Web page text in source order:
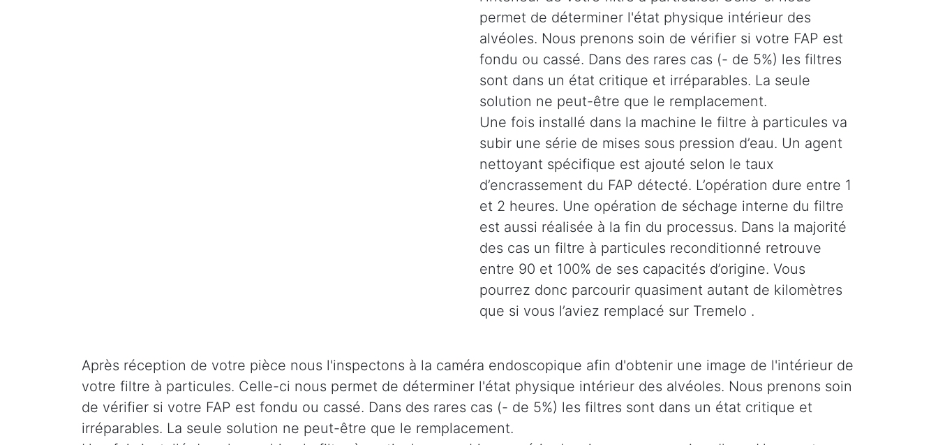
permet de déterminer l'état physique intérieur des
alvéoles. Nous prenons soin de vérifier si votre FAP est
fondu ou cassé. Dans des rares cas (- de 5%) les filtres
sont dans un état critique et irréparables. La seule
solution ne peut-être que le remplacement.
Une fois installé dans la machine le filtre à particules va
subir une série de mises sous pression d’eau. Un agent
nettoyant spécifique est ajouté selon le taux
d’encrassement du FAP détecté. L’opération dure entre 1
et 2 heures. Une opération de séchage interne du filtre
est aussi réalisée à la fin du processus. Dans la majorité
des cas un filtre à particules reconditionné retrouve
entre 90 et 100% de ses capacités d’origine. Vous
pourrez donc parcourir quasiment autant de kilomètres
que si vous l’aviez remplacé sur Tremelo .
Après réception de votre pièce nous l'inspectons à la caméra endoscopique afin d'obtenir une image de l'intérieur de
votre filtre à particules. Celle-ci nous permet de déterminer l'état physique intérieur des alvéoles. Nous prenons soin
de vérifier si votre FAP est fondu ou cassé. Dans des rares cas (- de 5%) les filtres sont dans un état critique et
irréparables. La seule solution ne peut-être que le remplacement.